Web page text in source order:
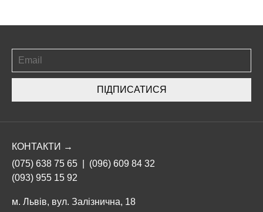
ПІДПИСАТИСЯ
КОНТАКТИ →
(075) 638 75 65
(096) 609 84 32
(093) 955 15 92
м. Львів, вул. Залізнична, 18